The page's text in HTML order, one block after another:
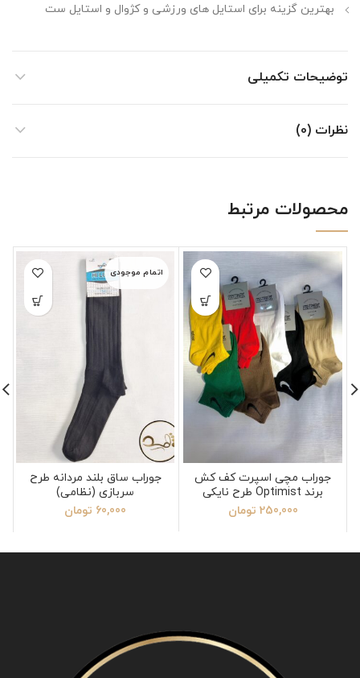
بهترین گزینه برای استایل های ورزشی و کژوال و استایل ست
توضیحات تکمیلی
نظرات (0)
محصولات مرتبط
جوراب مچی اسپرت کف کش
برند Optimist طرح نایکی
250,000 تومان
اتمام موجودی
جوراب ساق بلند مردانه طرح
سربازی (نظامی)
60,000 تومان